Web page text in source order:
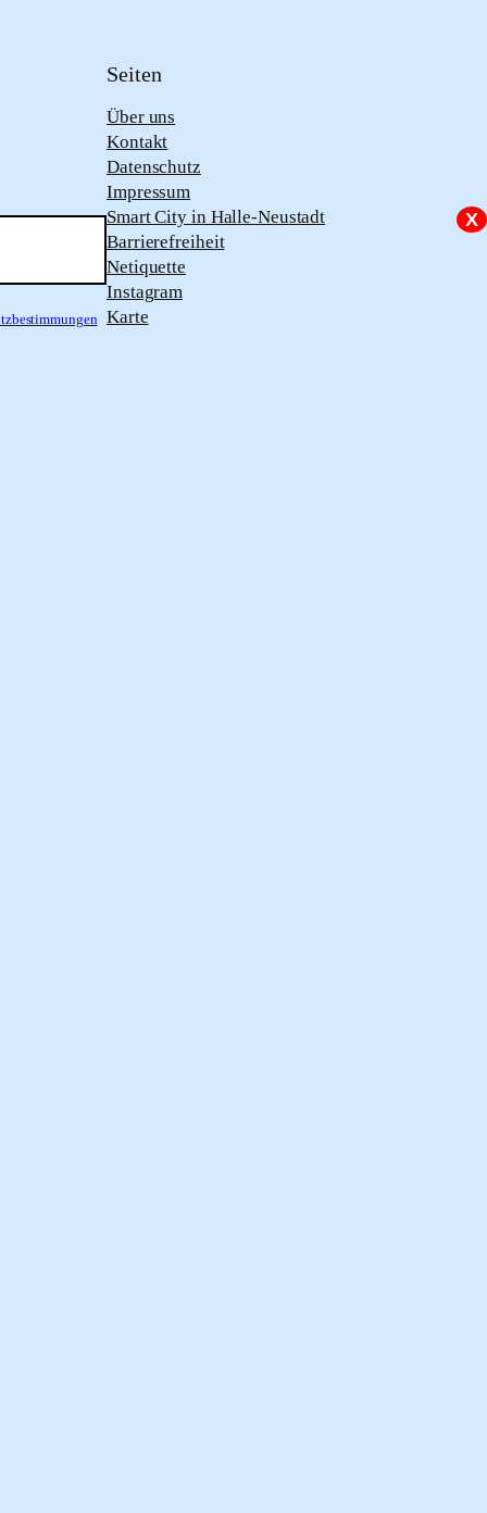
X
Seiten
Über uns
Kontakt
Datenschutz
Impressum
Smart City in Halle-Neustadt
Barrierefreiheit
Netiquette
Instagram
Karte